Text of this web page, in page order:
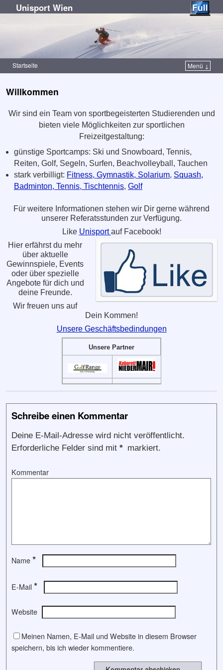
Unisport Wien
Startseite Menü ↓
Willkommen
Wir sind ein Team von sportbegeisterten Studierenden und
bieten viele Möglichkeiten zur sportlichen
Freizeitgestaltung:
günstige Sportcamps: Ski und Snowboard, Tennis,
Reiten, Golf, Segeln, Surfen, Beachvolleyball, Tauchen
stark verbilligt: Fitness, Gymnastik, Solarium, Squash,
Badminton, Tennis, Tischtennis, Golf
Für weitere Informationen stehen wir Dir gerne während
unserer Referatsstunden zur Verfügung.
Like Unisportauf Facebook!
Hier erfährst du mehr
über aktuelle
Gewinnspiele, Events
oder über spezielle
Angebote für dich und
deine Freunde.
Wir freuen uns auf
Dein Kommen!
Unsere Geschäftsbedindungen
Unsere Partner
Schreibe einen Kommentar
Deine E-Mail-Adresse wird nicht veröffentlicht.
Erforderliche Felder sind mit * markiert.
Kommentar
Name *
E-Mail *
Website
Meinen Namen, E-Mail und Website in diesem Browser
speichern, bis ich wieder kommentiere.